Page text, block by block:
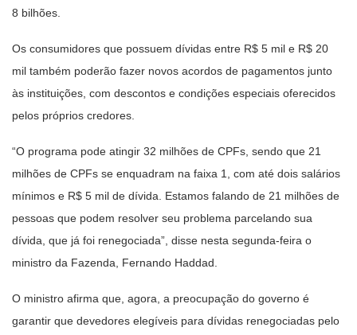
8 bilhões.
Os consumidores que possuem dívidas entre R$ 5 mil e R$ 20
mil também poderão fazer novos acordos de pagamentos junto
às instituições, com descontos e condições especiais oferecidos
pelos próprios credores.
“O programa pode atingir 32 milhões de CPFs, sendo que 21
milhões de CPFs se enquadram na faixa 1, com até dois salários
mínimos e R$ 5 mil de dívida. Estamos falando de 21 milhões de
pessoas que podem resolver seu problema parcelando sua
dívida, que já foi renegociada”, disse nesta segunda-feira o
ministro da Fazenda, Fernando Haddad.
O ministro afirma que, agora, a preocupação do governo é
garantir que devedores elegíveis para dívidas renegociadas pelo